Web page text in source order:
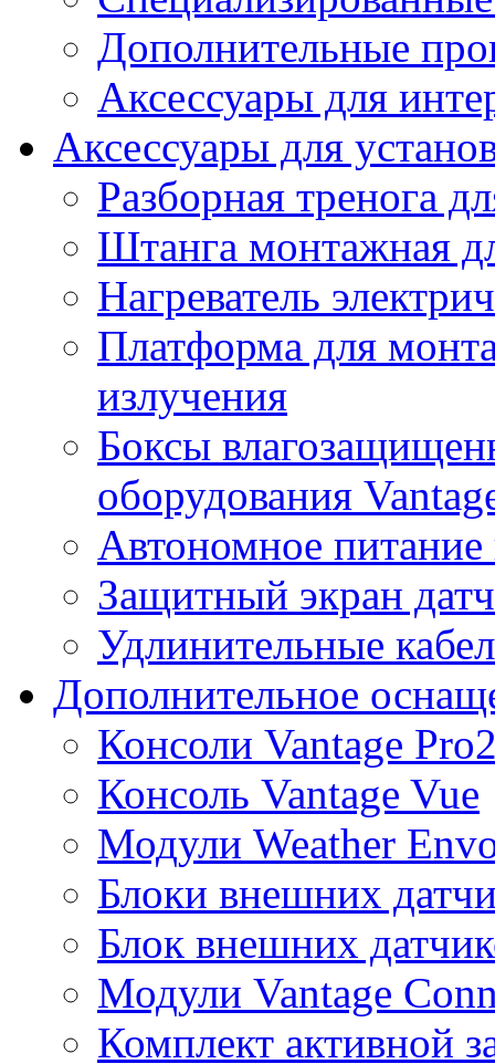
Дополнительные
Аксессуары для
Аксессуары для
Разборная тренога
Штанга монтажная
Нагреватель
Платформа для
излучения
Боксы
оборудования
Автономное питание
Защитный экран
Удлинительные
Дополнительное
Консоли Vantage
Консоль Vantage Vue
Модули Weather
Блоки внешних
Блок внешних
Модули Vantage
Комплект активной